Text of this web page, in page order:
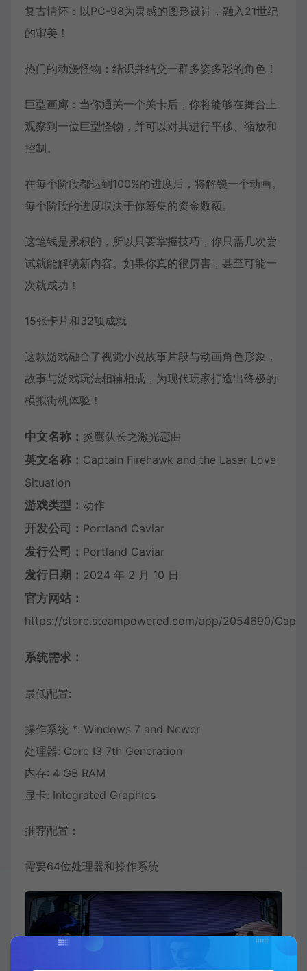
复古情怀：以PC-98为灵感的图形设计，融入21世纪
的审美！
热门的动漫怪物：结识并结交一群多姿多彩的角色！
巨型画廊：当你通关一个关卡后，你将能够在舞台上
观察到一位巨型怪物，并可以对其进行平移、缩放和
控制。
在每个阶段都达到100%的进度后，将解锁一个动画。
每个阶段的进度取决于你筹集的资金数额。
这笔钱是累积的，所以只要掌握技巧，你只需几次尝
试就能解锁新内容。如果你真的很厉害，甚至可能一
次就成功！
15张卡片和32项成就
这款游戏融合了视觉小说故事片段与动画角色形象，
故事与游戏玩法相辅相成，为现代玩家打造出终极的
模拟街机体验！
中文名称： 炎鹰队长之激光恋曲
英文名称： Captain Firehawk and the Laser Love
Situation
游戏类型： 动作
开发公司： Portland Caviar
发行公司： Portland Caviar
发行日期： 2024 年 2 月 10 日
官方网站：
https://store.steampowered.com/app/2054690/
系统需求：
最低配置:
操作系统 *: Windows 7 and Newer
处理器: Core I3 7th Generation
内存: 4 GB RAM
显卡: Integrated Graphics
推荐配置：
需要64位处理器和操作系统